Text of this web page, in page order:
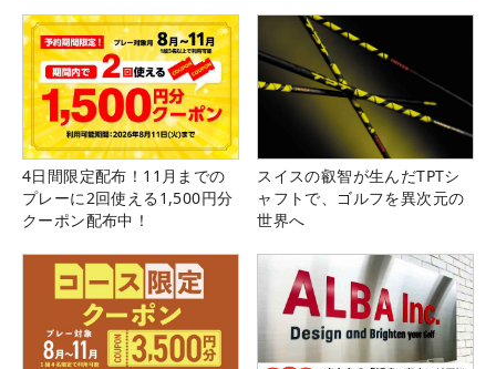
4日間限定配布！11月までの
プレーに2回使える1,500円分
クーポン配布中！
スイスの叡智が生んだTPTシ
ャフトで、ゴルフを異次元の
世界へ